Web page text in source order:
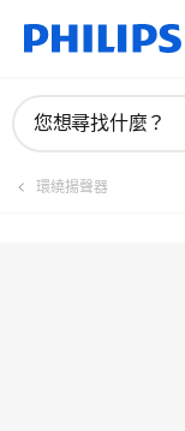
您想尋找什麼？
環繞揚聲器
註冊產品